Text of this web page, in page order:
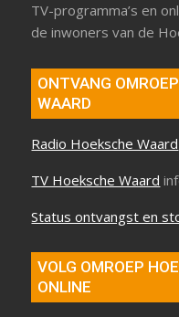
TV-programma’s en
de inwoners van de
ONTVANG
WAARD
Radio Hoeksche Waard
TV Hoeksche Waard
Status ontvangst en
VOLG OMROEP
ONLINE